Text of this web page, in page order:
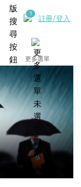
註冊/登入
更多選單